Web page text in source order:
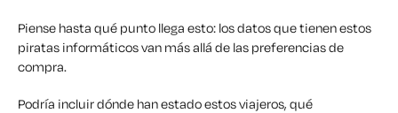
Piense hasta qué punto llega esto: los datos que tienen estos
piratas informáticos van más allá de las preferencias de
compra.
Podría incluir dónde han estado estos viajeros, qué